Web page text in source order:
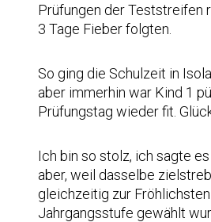
Prüfungen der Teststreifen
3 Tage Fieber folgten.
So ging die Schulzeit in
aber immerhin war Kind 1
Prüfungstag wieder fit.
Ich bin so stolz, ich sagte
aber, weil dasselbe
gleichzeitig zur
Jahrgangsstufe gewählt